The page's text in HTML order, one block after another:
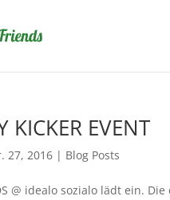
KICKER EVENT
27, 2016 | Blog Posts
@ idealo sozialo lädt ein.